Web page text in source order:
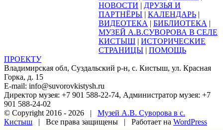
НОВОСТИ | ДРУЗЬЯ И
ПАРТНЁРЫ | КАЛЕНДАРЬ |
ВИДЕОТЕКА | БИБЛИОТЕКА |
МУЗЕЙ А.В.СУВОРОВА В СЕЛЕ
КИСТЫШ | ИСТОРИЧЕСКИЕ
СТРАНИЦЫ | ПОМОЩЬ
ПРОЕКТУ
Владимирская обл, Суздальский р-н, с. Кистыш, ул. Красная
Горка, д. 15
E-mail: info@suvorovkistysh.ru
Директор музея: +7 901 588-22-74, Администратор музея: +7
901 588-24-02
© Copyright 2016 - 2026 | Музей А.В. Суворова в с.
Кистыш | Все права защищены | Работает на WordPress